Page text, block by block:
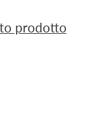
prodotto